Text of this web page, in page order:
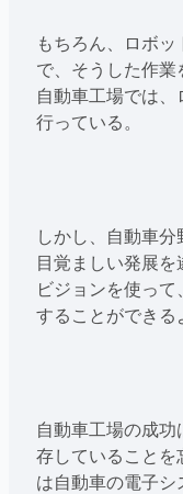
もちろん、ロボ
で、そうした作
自動車工場では
行っている。
しかし、自動車
目覚ましい発展
ビジョンを使っ
することができる
自動車工場の成
存していることを
は自動車の電子